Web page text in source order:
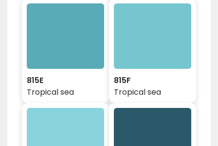
815E
Tropical sea
815F
Tropical sea